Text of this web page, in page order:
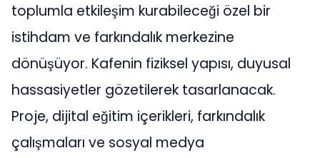
toplumla etkileşim kurabileceği özel bir
istihdam ve farkındalık merkezine
dönüşüyor. Kafenin fiziksel yapısı, duyusal
hassasiyetler gözetilerek tasarlanacak.
Proje, dijital eğitim içerikleri, farkındalık
çalışmaları ve sosyal medya